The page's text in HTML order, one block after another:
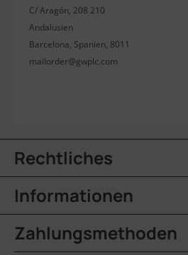
C/ Aragón, 208 210
Andalusien
Barcelona, Spanien, 8011
mailorder@gwplc.com
Rechtliches
Informationen
Zahlungsmethoden